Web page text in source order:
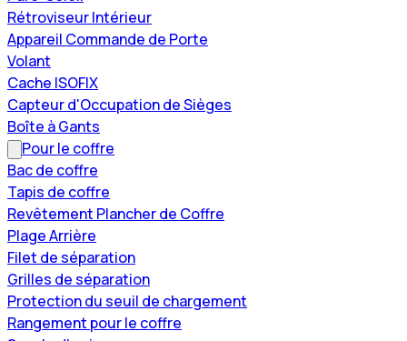
Rétroviseur Intérieur
Appareil Commande de Porte
Volant
Cache ISOFIX
Capteur d'Occupation de Sièges
Boîte à Gants
Pour le coffre
Bac de coffre
Tapis de coffre
Revêtement Plancher de Coffre
Plage Arrière
Filet de séparation
Grilles de séparation
Protection du seuil de chargement
Rangement pour le coffre